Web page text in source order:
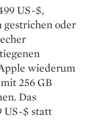
US-$,
oder
wiederum
256 GB
Das
US-$ statt